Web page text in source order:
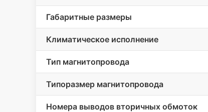
Габаритные размеры
Климатическое исполнение
Тип магнитопровода
Типоразмер магнитопровода
Номера выводов вторичных обмоток